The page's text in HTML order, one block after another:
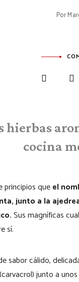
Por
hierbas
cocina
principios queel
junto a la
Sus magníficas
sí.
sabor cálido,
junto a